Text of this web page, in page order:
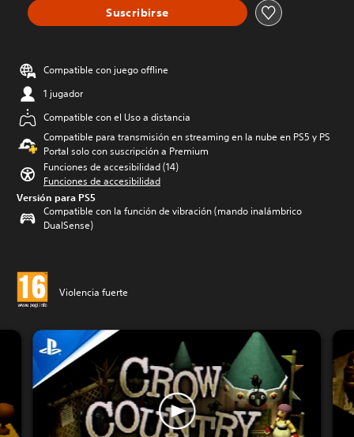
Suscribirse
Compatible con juego offline
1 jugador
Compatible con el Uso a distancia
Compatible para transmisión en streaming en la nube en PS5 y PS
Portal solo con suscripción a Premium
Funciones de accesibilidad (14)
Funciones de accesibilidad
Versión para PS5
Compatible con la función de vibración (mando inalámbrico
DualSense)
Violencia fuerte